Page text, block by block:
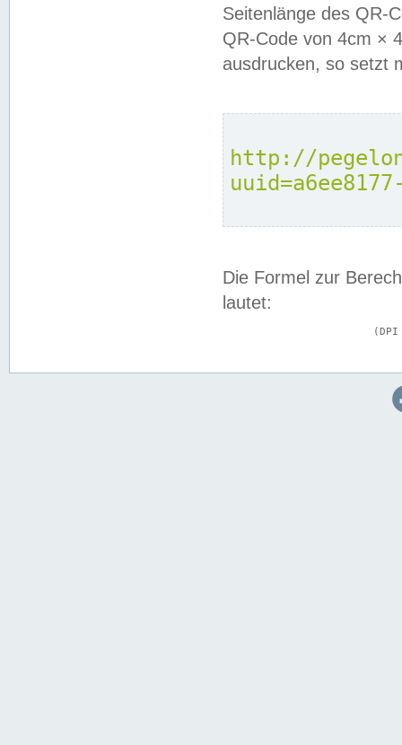
Seitenlänge des QR-
QR-Code von 4cm ×
ausdrucken, so setzt
http://
Die Formel zur
lautet: